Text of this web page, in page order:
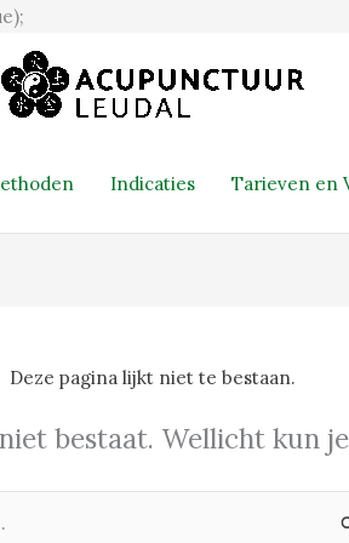
naar
de
inhoud
Indicaties Tarieven en
Deze pagina lijkt niet te bestaan.
bestaat. Wellicht kun